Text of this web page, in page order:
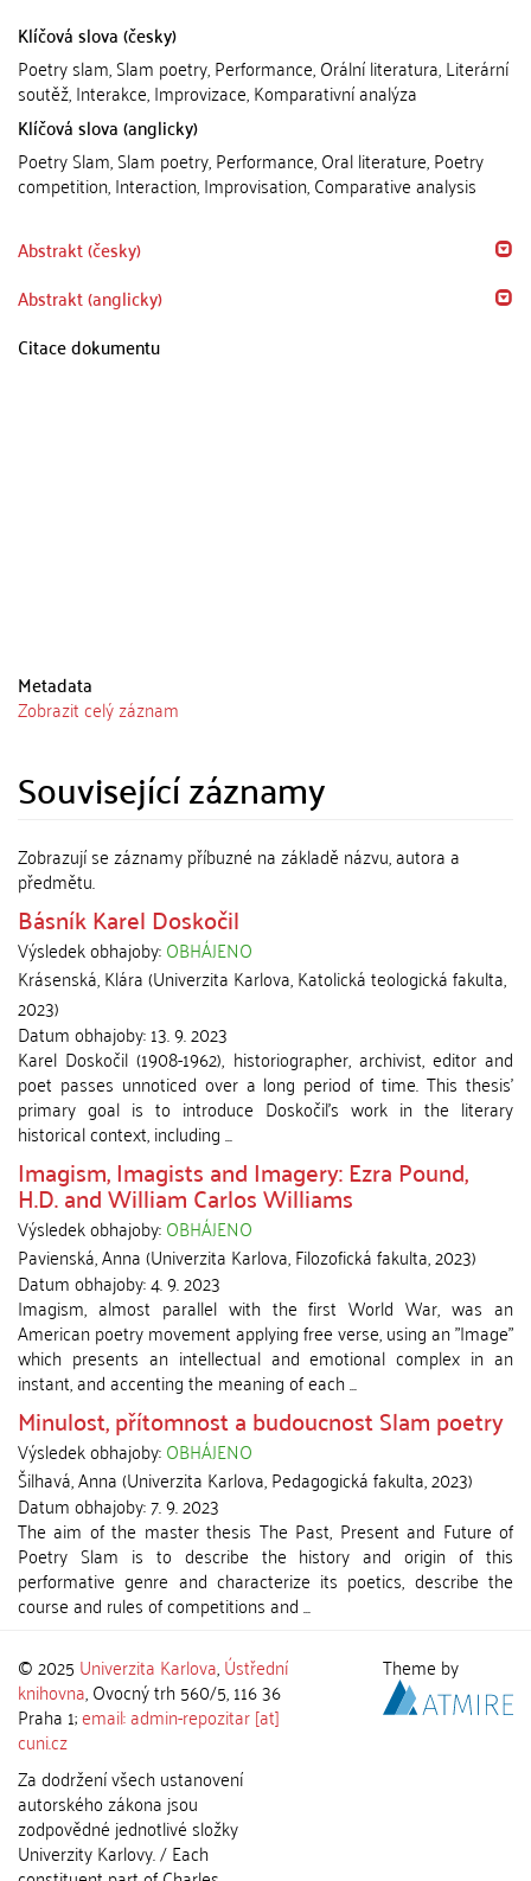
Klíčová slova (česky)
Poetry slam, Slam poetry, Performance, Orální literatura, Literární
soutěž, Interakce, Improvizace, Komparativní analýza
Klíčová slova (anglicky)
Poetry Slam, Slam poetry, Performance, Oral literature, Poetry
competition, Interaction, Improvisation, Comparative analysis
Abstrakt (česky)
Abstrakt (anglicky)
Citace dokumentu
Metadata
Zobrazit celý záznam
Související záznamy
Zobrazují se záznamy příbuzné na základě názvu, autora a
předmětu.
Básník Karel Doskočil
Výsledek obhajoby:OBHÁJENO
Krásenská, Klára(Univerzita Karlova, Katolická teologická fakulta,
2023)
Datum obhajoby:13. 9. 2023
Karel Doskočil (1908-1962), historiographer, archivist, editor and
poet passes unnoticed over a long period of time. This thesis'
primary goal is to introduce Doskočil's work in the literary
historical context, including ...
Imagism, Imagists and Imagery: Ezra Pound,
H.D. and William Carlos Williams
Výsledek obhajoby:OBHÁJENO
Pavienská, Anna(Univerzita Karlova, Filozofická fakulta,2023)
Datum obhajoby:4. 9. 2023
Imagism, almost parallel with the first World War, was an
American poetry movement applying free verse, using an "Image"
which presents an intellectual and emotional complex in an
instant, and accenting the meaning of each ...
Minulost, přítomnost a budoucnost Slam poetry
Výsledek obhajoby:OBHÁJENO
Šilhavá, Anna(Univerzita Karlova, Pedagogická fakulta,2023)
Datum obhajoby:7. 9. 2023
The aim of the master thesis The Past, Present and Future of
Poetry Slam is to describe the history and origin of this
performative genre and characterize its poetics, describe the
course and rules of competitions and ...
© 2025 Univerzita Karlova,Ústřední
knihovna, Ovocný trh 560/5, 116 36
Praha 1;email: admin-repozitar [at]
cuni.cz
Za dodržení všech ustanovení
autorského zákona jsou
zodpovědné jednotlivé složky
Univerzity Karlovy. / Each
Theme by